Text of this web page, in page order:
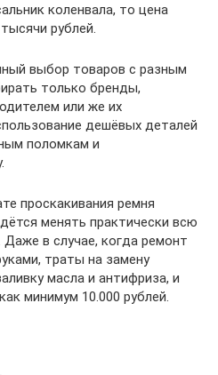
коленвала, то цена
рублей.
выбор товаров с разным
только бренды,
или же их
дешёвых деталей
поломкам и
проскакивания ремня
менять практически всю
в случае, когда ремонт
траты на замену
масла и антифриза, и
минимум 10.000 рублей.